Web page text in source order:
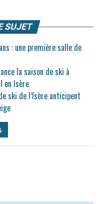
SUJET
: une première salle de
la saison de ski à
en Isère
ski de l’Isère anticipent